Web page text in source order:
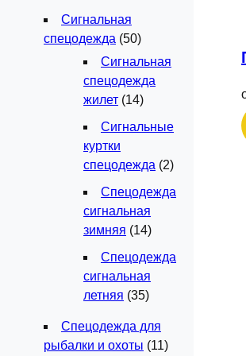
Сигнальная
спецодежда (50)
Сигнальная
спецодежда
жилет (14)
Сигнальные
куртки
спецодежда (2)
Спецодежда
сигнальная
зимняя (14)
Спецодежда
сигнальная
летняя (35)
Спецодежда для
рыбалки и охоты (11)